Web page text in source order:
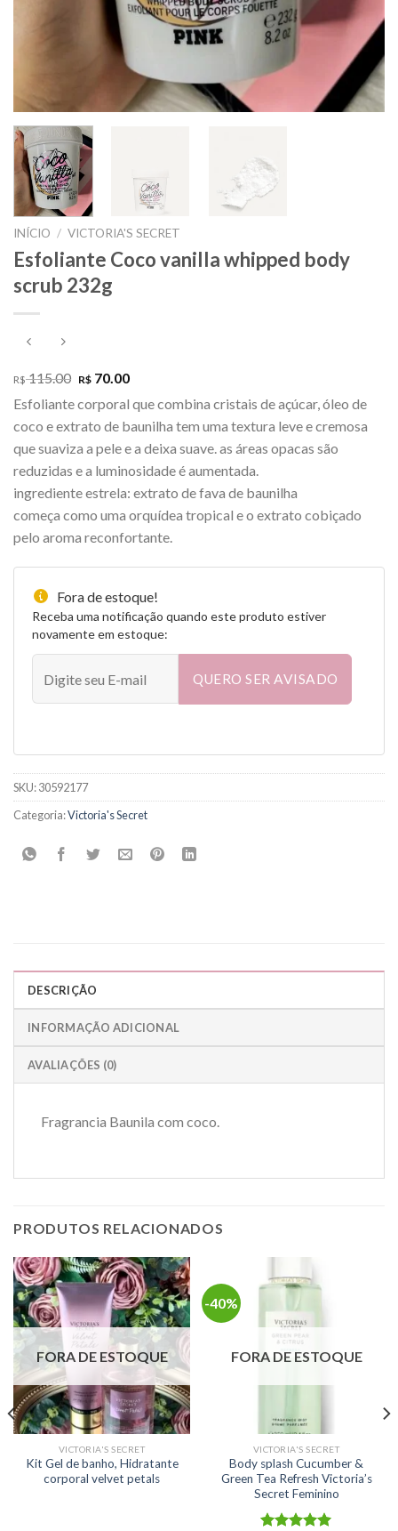
INÍCIO / VICTORIA'S SECRET
Esfoliante Coco vanilla whipped body
scrub 232g
R$115.00 O
original
era:
R$ 115.00.
R$70.00O
atual
R$ 70.00.
Esfoliante corporal que combina cristais de açúcar, óleo de
coco e extrato de baunilha tem uma textura leve e cremosa
que suaviza a pele e a deixa suave. as áreas opacas são
reduzidas e a luminosidade é aumentada.
ingrediente estrela: extrato de fava de baunilha
começa como uma orquídea tropical e o extrato cobiçado
pelo aroma reconfortante.
Fora de estoque!
Receba uma notificação quando este produto estiver
novamente em estoque:
QUERO SER AVISADO
SKU:30592177
Categoria:Victoria's Secret
DESCRIÇÃO
INFORMAÇÃO ADICIONAL
AVALIAÇÕES (0)
Fragrancia Baunila com coco.
PRODUTOS RELACIONADOS
FORA DE ESTOQUE
VICTORIA'S SECRET
Kit Gel de banho, Hidratante
corporal velvet petals
-40%
FORA DE ESTOQUE
VICTORIA'S SECRET
Body splash Cucumber &
Green Tea Refresh Victoria’s
Secret Feminino